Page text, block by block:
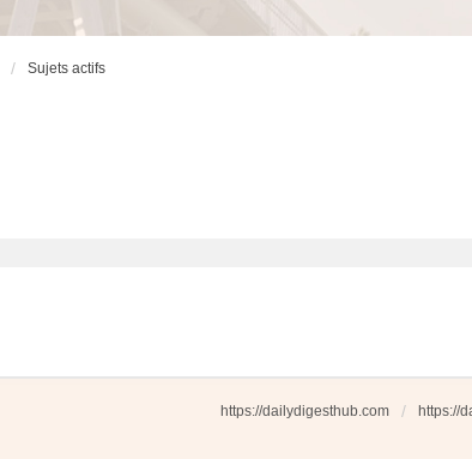
Sujets actifs
https://dailydigesthub.com https://